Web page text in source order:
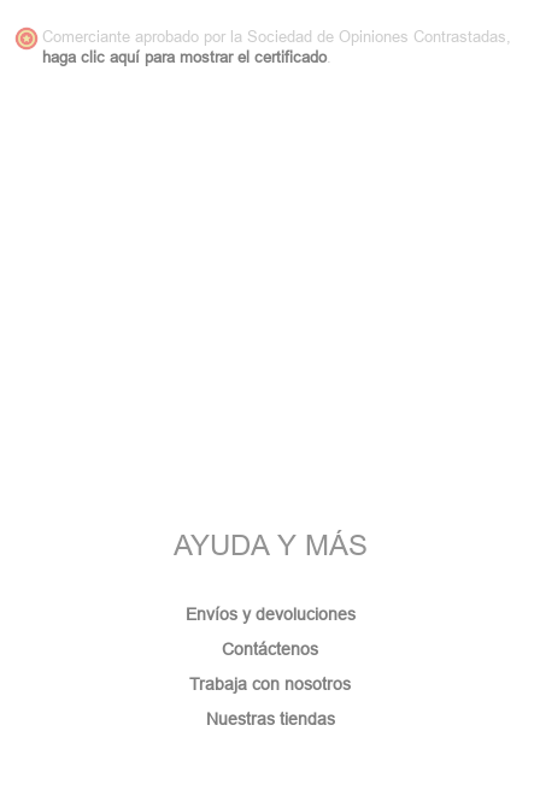
Comerciante aprobado por la Sociedad de Opiniones Contrastadas,
haga clic aquí para mostrar el certificado.
AYUDA Y MÁS
Envíos y devoluciones
Contáctenos
Trabaja con nosotros
Nuestras tiendas